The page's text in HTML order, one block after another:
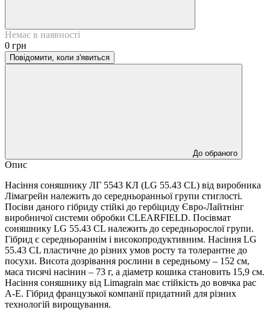
Немає в наявності
0 грн
Повідомити, коли з'явиться
До обраного
Опис
Насіння соняшнику ЛГ 5543 КЛ (LG 55.43 CL) від виробника
Лімагрейн належить до середньоранньої групи стиглості.
Посіви даного гібриду стійкі до гербіциду Євро-Лайтнінг
виробничої системи обробки CLEARFIELD. Посівмат
соняшнику LG 55.43 CL належить до середньорослої групи.
Гібрид є середньораннім і високопродуктивним. Насіння LG
55.43 CL пластичне до різних умов росту та толерантне до
посухи. Висота дозрівання рослини в середньому – 152 см,
маса тисячі насінин – 73 г, а діаметр кошика становить 15,9 см.
Насіння соняшнику від Limagrain має стійкість до вовчка рас
А-Е. Гібрид французької компанії придатний для різних
технологій вирощування.